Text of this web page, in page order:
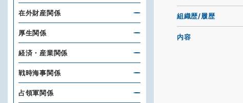
組織歴/履歴
内容
在外財産関係
厚生関係
経済・産業関係
戦時海事関係
占領軍関係